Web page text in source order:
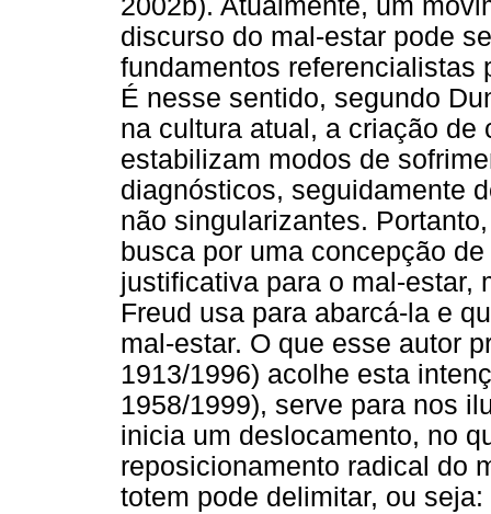
2002b). Atualmente, um
discurso do mal-estar pode
fundamentos referencialistas
É nesse sentido, segundo
na cultura atual, a criação
estabilizam modos de
diagnósticos, seguidamente
não singularizantes.
busca por uma concepção
justificativa para o mal-estar,
Freud usa para abarcá-la e
mal-estar. O que esse autor
1913/1996) acolhe esta
1958/1999), serve para nos
inicia um deslocamento, no
reposicionamento radical do
totem pode delimitar, ou seja: